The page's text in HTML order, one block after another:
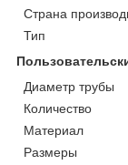
Страна
Тип
Диаметр трубы
Количество
Материал
Размеры